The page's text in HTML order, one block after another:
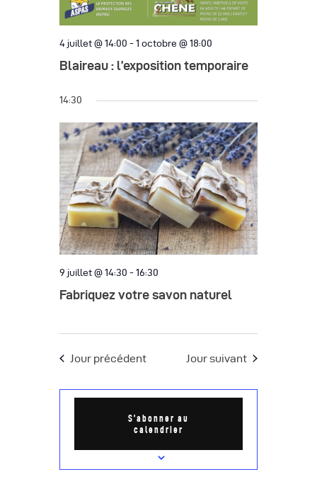
a
t
i
d
e
v
u
e
s
è
n
n
e
m
n
4 juillet @ 14:00 - 1 octobre @ 18:00
Blaireau : l’exposition temporaire
14:30
9 juillet @ 14:30 - 16:30
Fabriquez votre savon naturel
Jour précédent Jour suivant
S’abonner au
calendrier